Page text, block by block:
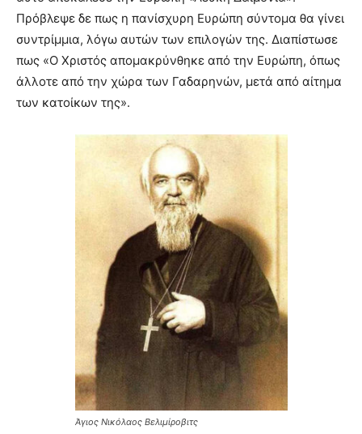
Πρόβλεψε δε πως η πανίσχυρη Ευρώπη σύντομα θα γίνει
συντρίμμια, λόγω αυτών των επιλογών της. Διαπίστωσε
πως «Ο Χριστός απομακρύνθηκε από την Ευρώπη, όπως
άλλοτε από την χώρα των Γαδαρηνών, μετά από αίτημα
των κατοίκων της».
Άγιος Νικόλαος Βελιμίροβιτς